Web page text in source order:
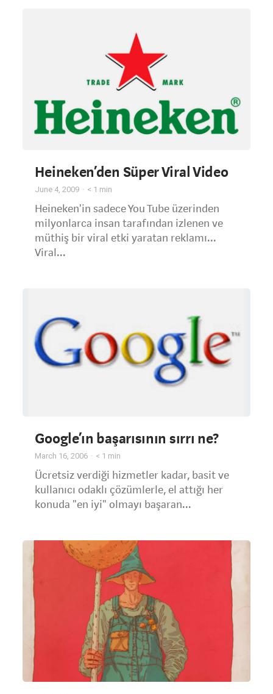
Heineken’den Süper Viral Video
June 4, 2009 < 1 min
Heineken'in sadece You Tube üzerinden
milyonlarca insan tarafından izlenen ve
müthiş bir viral etki yaratan reklamı...
Viral...
Google’ın başarısının sırrı ne?
March 16, 2006 < 1 min
Ücretsiz verdiği hizmetler kadar, basit ve
kullanıcı odaklı çözümlerle, el attığı her
konuda "en iyi" olmayı başaran...